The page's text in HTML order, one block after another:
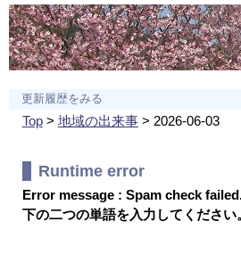
更新履歴をみる
Top> 地域の出来事> 2026-06-03
Runtime error
Error message : Spam check
下の二つの単語を入力してください